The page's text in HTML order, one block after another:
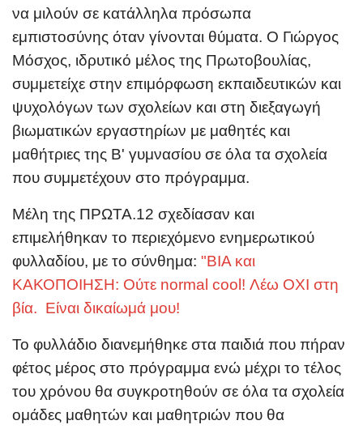
να μιλούν σε κατάλληλα πρόσωπα
εμπιστοσύνης όταν γίνονται θύματα. Ο Γιώργος
Μόσχος, ιδρυτικό μέλος της Πρωτοβουλίας,
συμμετείχε στην επιμόρφωση εκπαιδευτικών και
ψυχολόγων των σχολείων και στη διεξαγωγή
βιωματικών εργαστηρίων με μαθητές και
μαθήτριες της Β' γυμνασίου σε όλα τα σχολεία
που συμμετέχουν στο πρόγραμμα.
Μέλη της ΠΡΩΤΑ.12 σχεδίασαν και
επιμελήθηκαν το περιεχόμενο ενημερωτικού
φυλλαδίου, με το σύνθημα: "ΒΙΑ και
ΚΑΚΟΠΟΙΗΣΗ: Ούτε normal cool! Λέω ΟΧΙ στη
βία. Είναι δικαίωμά μου!
Το φυλλάδιο διανεμήθηκε στα παιδιά που πήραν
φέτος μέρος στο πρόγραμμα ενώ μέχρι το τέλος
του χρόνου θα συγκροτηθούν σε όλα τα σχολεία
ομάδες μαθητών και μαθητριών που θα